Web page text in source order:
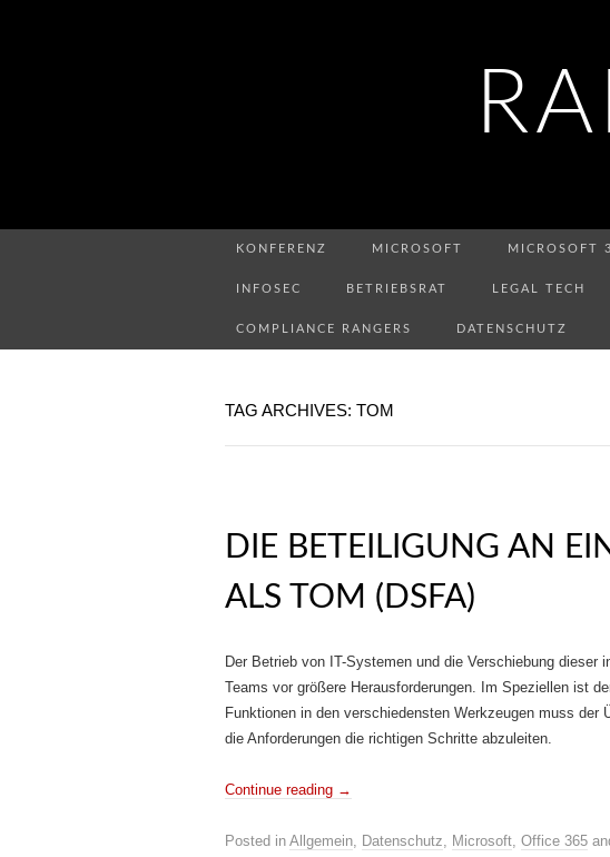
KONFERENZ MICROSOFT MICROSOFT
INFOSEC BETRIEBSRAT LEGAL TECH
COMPLIANCE RANGERS DATENSCHUTZ
TAG ARCHIVES: TOM
DIE BETEILIGUNG AN
ALS TOM (DSFA)
Der Betrieb von IT-Systemen und die Verschiebung
Teams vor größere Herausforderungen. Im Speziellen ist
Funktionen in den verschiedensten Werkzeugen muss der
die Anforderungen die richtigen Schritte abzuleiten.
Continue reading →
Posted in Allgemein, Datenschutz, Microsoft, Office 365